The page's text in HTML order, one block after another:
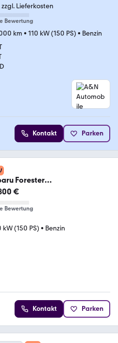
Lieferkosten
Bewertung
km • 110 kW (150 PS) • Benzin
Kontakt Parken
Forester
€
Bewertung
kW (150 PS) • Benzin
Kontakt Parken